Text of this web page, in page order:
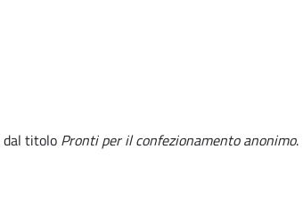
dal titolo Pronti per il confezionamento anonimo.